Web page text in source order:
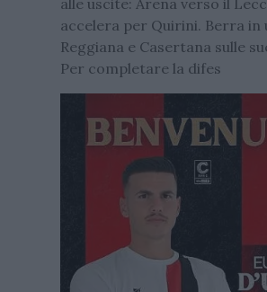
alle uscite: Arena verso il
accelera per Quirini. Berra in
Reggiana e Casertana sulle
Per completare la difes